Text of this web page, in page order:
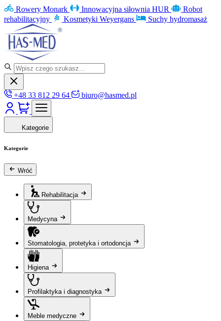
Rowery Monark Innowacyjna siłownia HUR
Robot
rehabilitacyjny
Kosmetyki Weyergans Suchy hydromasaż
+48 33 812 29 64 biuro@hasmed.pl
Kategorie
Kategorie
Wróć
Rehabilitacja
Medycyna
Stomatologia, protetyka i ortodoncja
Higiena
Profilaktyka i diagnostyka
Meble medyczne